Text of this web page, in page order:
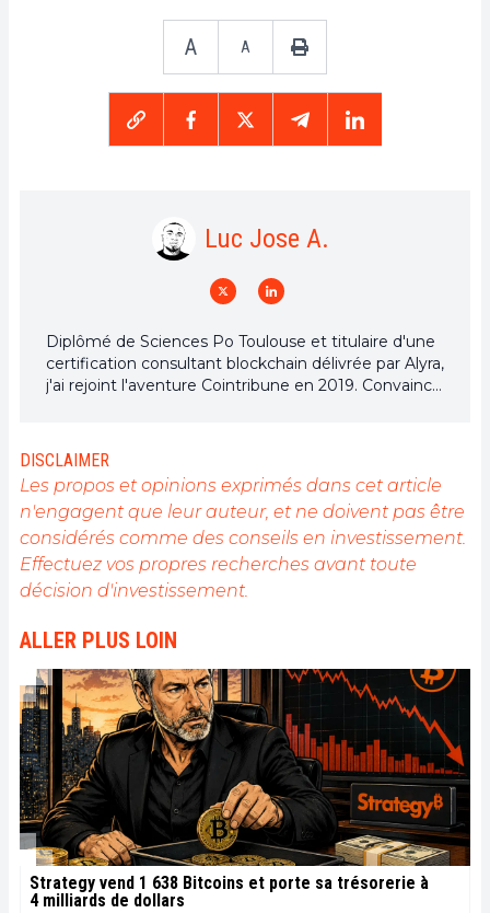
A A
Luc Jose A.
Diplômé de Sciences Po Toulouse et titulaire d'une
certification consultant blockchain délivrée par Alyra,
j'ai rejoint l'aventure Cointribune en 2019. Convaincu
l'engagement de sensibiliser et d'informer le grand
public sur cet écosystème en constante évolution.
Mon objectif est de permettre à chacun de mieux
comprendre la blockchain et de saisir les
opportunités qu'elle offre. Je m'efforce chaque jour
de fournir une analyse objective de l'actualité, de
décrypter les tendances du marché, de relayer les
sociétaux de cette révolution en marche.
DISCLAIMER
Les propos et opinions exprimés dans cet article
n'engagent que leur auteur, et ne doivent pas être
considérés comme des conseils en investissement.
Effectuez vos propres recherches avant toute
décision d'investissement.
ALLER PLUS LOIN
Strategy vend 1 638 Bitcoins et porte sa trésorerie à
4 milliards de dollars